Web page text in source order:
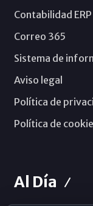
Contabilidad ERP
Correo 365
Sistema de
Aviso legal
Política de
Política de
Al Día